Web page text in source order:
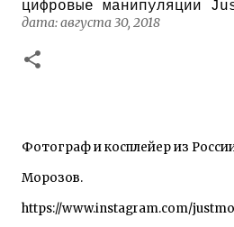
художника Келвина
Nicholls)
цифровые манипуляции
дата:августа 30, 2018
Фотограф и косплейер из
Морозов.
https://www.instagram.com/